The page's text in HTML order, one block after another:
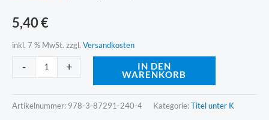
5,40€
inkl. 7 % MwSt. zzgl. Versandkosten
- +
IN DEN
WARENKORB
Artikelnummer: 978-3-87291-240-4 Kategorie:Titel unter K